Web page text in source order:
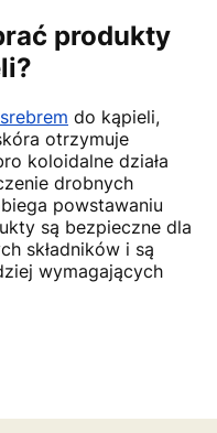
produkty
do kąpieli,
otrzymuje
koloidalne działa
drobnych
powstawaniu
są bezpieczne dla
składników i są
wymagających